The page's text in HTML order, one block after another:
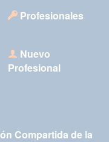
Profesionales
Nuevo
Profesional
Compartida de la